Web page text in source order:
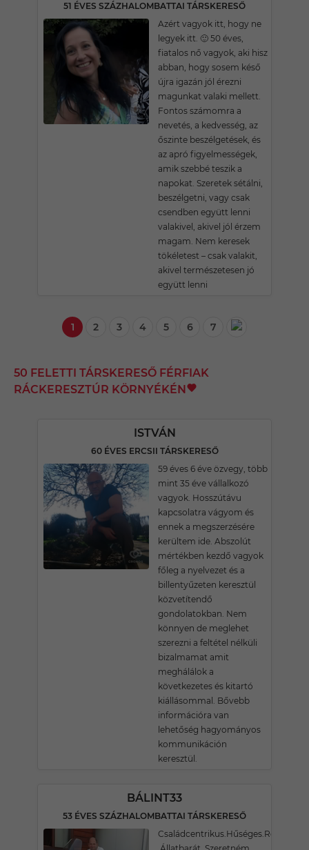
51 ÉVES SZÁZHALOMBATTAI TÁRSKERESŐ
Azért vagyok itt, hogy ne
legyek itt. 🙂 50 éves,
fiatalos nő vagyok, aki hisz
abban, hogy sosem késő
újra igazán jól érezni
magunkat valaki mellett.
Fontos számomra a
nevetés, a kedvesség, az
őszinte beszélgetések, és
az apró figyelmességek,
amik szebbé teszik a
napokat. Szeretek sétálni,
beszélgetni, vagy csak
csendben együtt lenni
valakivel, akivel jól érzem
magam. Nem keresek
tökéletest – csak valakit,
akivel természetesen jó
együtt lenni
1 2 3 4 5 6 7
50 FELETTI TÁRSKERESŐ FÉRFIAK
RÁCKERESZTÚR KÖRNYÉKÉN
ISTVÁN
60 ÉVES ERCSII TÁRSKERESŐ
59 éves 6 éve özvegy, több
mint 35 éve vállalkozó
vagyok. Hosszútávu
kapcsolatra vágyom és
ennek a megszerzésére
kerültem ide. Abszolút
mértékben kezdő vagyok
főleg a nyelvezet és a
billentyűzeten keresztül
közvetítendő
gondolatokban. Nem
könnyen de meglehet
szerezni a feltétel nélküli
bizalmamat amit
meghálálok a
következetes és kitartó
kiállásommal. Bővebb
információra van
lehetőség hagyományos
kommunikáción
keresztül.
BÁLINT33
53 ÉVES SZÁZHALOMBATTAI TÁRSKERESŐ